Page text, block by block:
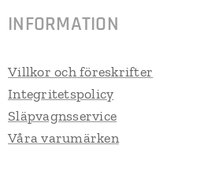
INFORMATION
Villkor och föreskrifter
Integritetspolicy
Släpvagnsservice
Våra varumärken